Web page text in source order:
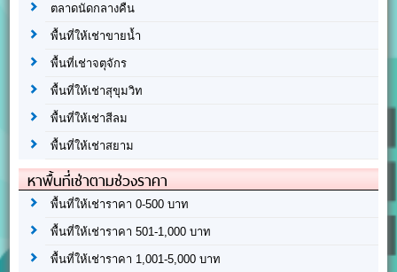
ตลาดนัดกลางคืน
พื้นที่ให้เช่าขายน้ำ
พื้นที่เช่าจตุจักร
พื้นที่ให้เช่าสุขุมวิท
พื้นที่ให้เช่าสีลม
พื้นที่ให้เช่าสยาม
หาพื้นที่เช่าตามช่วงราคา
พื้นที่ให้เช่าราคา 0-500 บาท
พื้นที่ให้เช่าราคา 501-1,000 บาท
พื้นที่ให้เช่าราคา 1,001-5,000 บาท